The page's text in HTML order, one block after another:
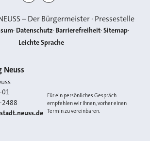
– Der Bürgermeister · Pressestelle
Datenschutz Barrierefreiheit Sitemap
Leichte Sprache
Neuss
01
2488
Für ein persönliches Gespräch
empfehlen wir Ihnen, vorher einen
Termin zu vereinbaren.